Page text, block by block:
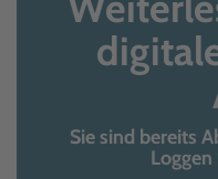
Sie sind bereits
Loggen